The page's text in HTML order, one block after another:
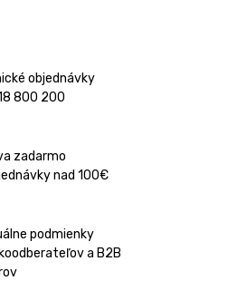
objednávky
800 200
zadarmo
nad 100€
podmienky
a B2B